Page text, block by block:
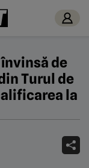
de
Turul de
la